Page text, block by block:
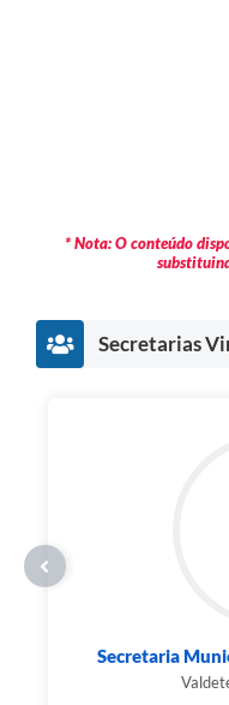
* Nota: O conteúdo
Secretarias
Secretaria